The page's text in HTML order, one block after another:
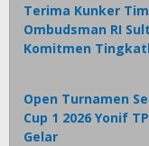
Terima Kunker
Ombudsman RI
Komitmen
Open Turnamen
Cup 1 2026 Yonif
Gelar